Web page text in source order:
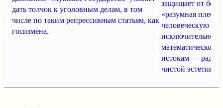
дать толчок к уголовным делам, в том
числе по таким репрессивным статьям, как
госизмена.
защищает от
«разумная
человеческую
математической
истокам —
чистой эстетике?